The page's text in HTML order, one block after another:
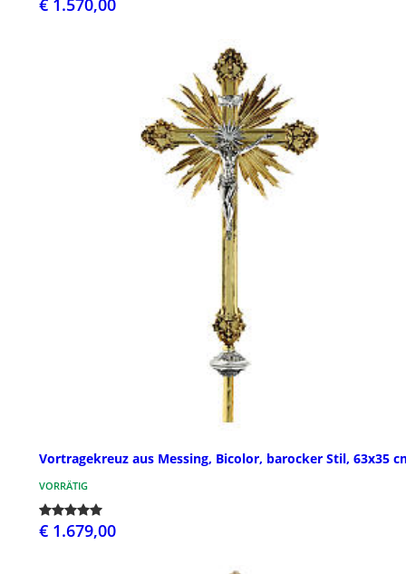
€ 1.570,00
Vortragekreuz aus Messing, Bicolor, barocker Stil, 63x35
VORRÄTIG
€ 1.679,00